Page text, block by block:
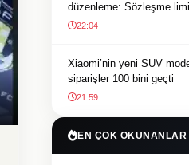
düzenleme: Sözleşme
22:04
Xiaomi’nin yeni SUV
siparişler 100 bini geçti
21:59
EN ÇOK OKUNANLAR